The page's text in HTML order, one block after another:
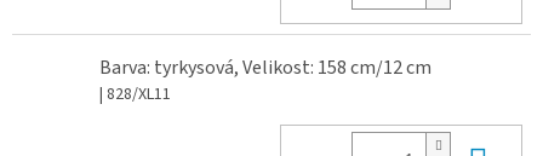
Barva: tyrkysová, Velikost: 158 cm/12 cm
| 828/XL11